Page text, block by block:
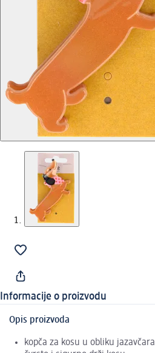
Informacije o proizvodu
Opis proizvoda
kopča za kosu u obliku jazavčara